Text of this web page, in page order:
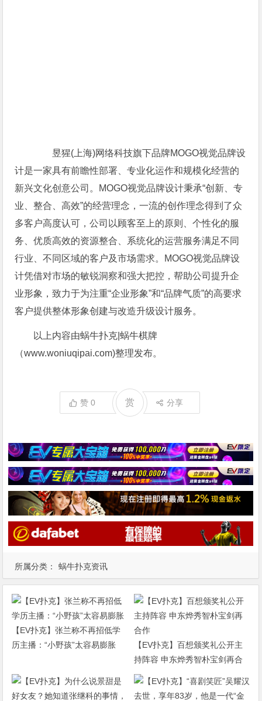
所属分类： 蜗牛扑克资讯
昱猩(上海)网络科技旗下品牌MOGO视觉品牌设
计是一家具有前瞻性部署、专业化运作和规模化经营的
新兴文化创意公司。MOGO视觉品牌设计秉承“创新、专
业、整合、高效”的经营理念，一流的创作理念得到了众
多客户高度认可，公司以顾客至上的原则、个性化的服
务、优质高效的资源整合、系统化的运营服务满足不同
行业、不同区域的客户及市场需求。MOGO视觉品牌设
计凭借对市场的敏锐洞察和强大把控，帮助公司提升企
业形象，致力于为注重“企业形象”和“品牌气质”的高要求
客户提供整体形象创建与改造升级设计服务。
以上内容由蜗牛扑克|蜗牛棋牌
（www.woniuqipai.com)整理发布。
赞0 赏 分享
【EV扑克】张兰称不再招低学
历主播：“小野孩”太容易膨胀
【EV扑克】百想颁奖礼公开主
持阵容 申东烨秀智朴宝剑再合
作